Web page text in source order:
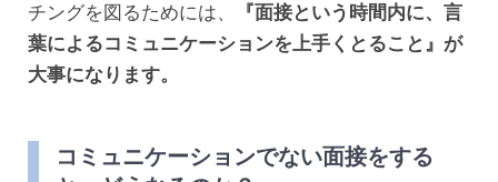
チングを図るためには、
『面接という時間内に、言
葉によるコミュニケーションを上手くとること』が
大事になります。
コミュニケーションでない面接をする